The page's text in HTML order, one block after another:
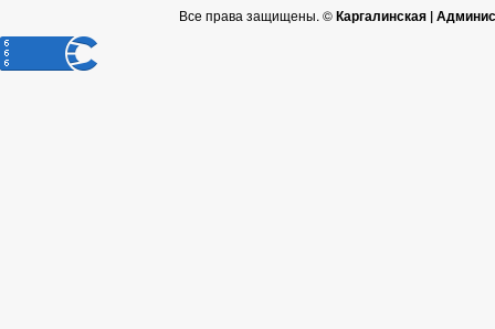
Все права защищены. ©Каргалинская |